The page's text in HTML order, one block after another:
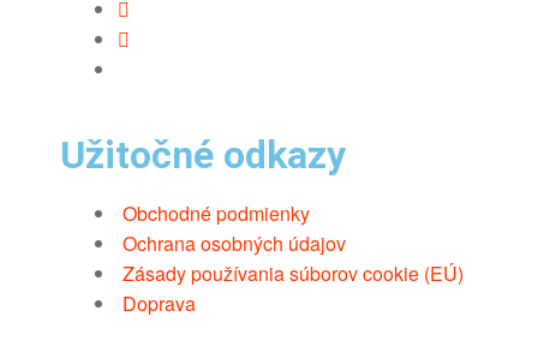
Užitočné odkazy
Obchodné podmienky
Ochrana osobných údajov
Zásady používania súborov cookie (EÚ)
Doprava